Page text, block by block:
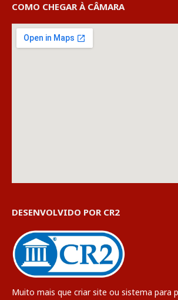
COMO CHEGAR À CÂMARA
DESENVOLVIDO POR CR2
Muito mais que criar site ou sistema para